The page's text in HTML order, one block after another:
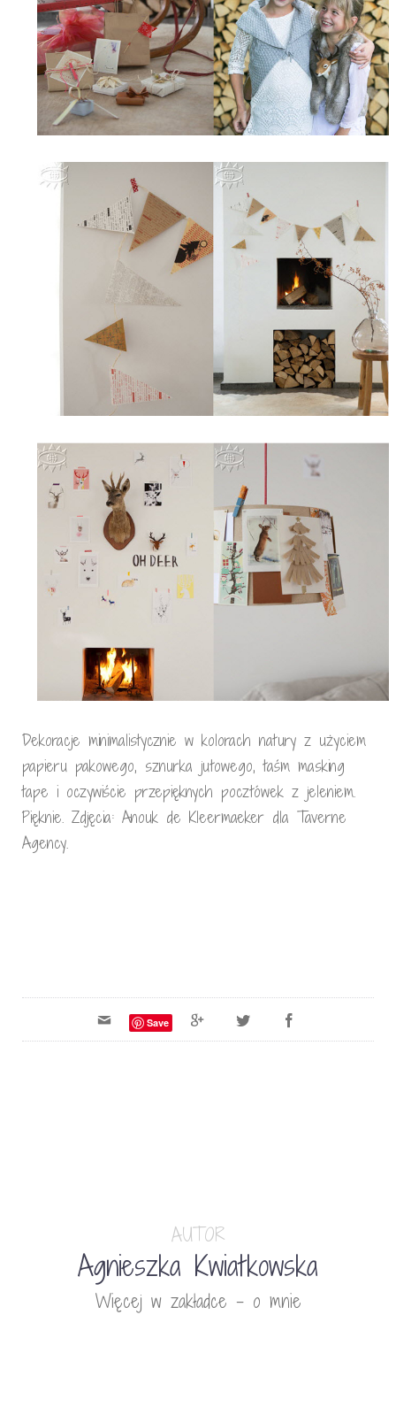
Dekoracje minimalistycznie w kolorach natury z użyciem
papieru pakowego, sznurka jutowego, taśm masking
tape i oczywiście przepięknych pocztówek z jeleniem.
Pięknie. Zdjęcia: Anouk de Kleermaeker dla Taverne
Agency.
Save
AUTOR
Agnieszka Kwiatkowska
Więcej w zakładce - o mnie